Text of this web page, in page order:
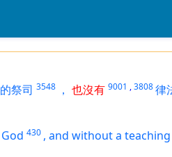
的祭司 3548 ， 也沒有 9001 ,3808律
God 430 , and without a teaching